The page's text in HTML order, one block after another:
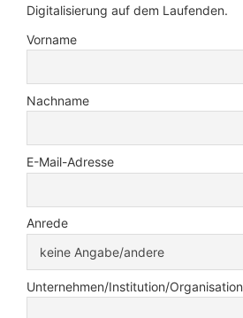
Digitalisierung auf dem Laufenden.
Vorname
Nachname
E-Mail-Adresse
Anrede
Unternehmen/Institution/Organisation